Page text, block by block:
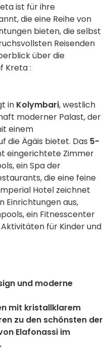
ist für ihre
die eine Reihe von
bieten, die selbst
Reisenden
über die
Kreta :
in Kolymbari, westlich
moderner Palast, der
einem
die Ägäis bietet. Das 5-
eingerichtete Zimmer
ein Spa der
die eine feine
Hotel zeichnet
Einrichtungen aus,
ein Fitnesscenter
für Kinder und
und moderne
mit kristallklarem
zu den schönsten der
Elafonassi im